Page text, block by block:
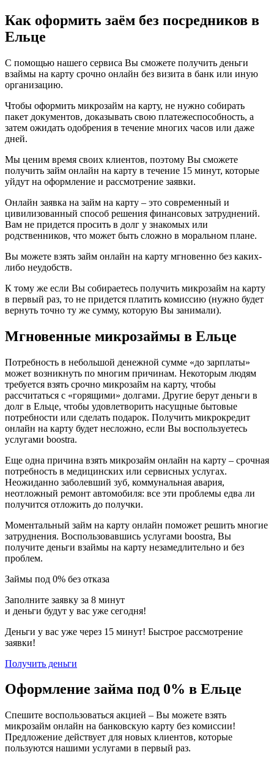
Как оформить заём без посредников в
Ельце
С помощью нашего сервиса Вы сможете получить деньги
взаймы на карту срочно онлайн без визита в банк или иную
организацию.
Чтобы оформить микрозайм на карту, не нужно собирать
пакет документов, доказывать свою платежеспособность, а
затем ожидать одобрения в течение многих часов или даже
дней.
Мы ценим время своих клиентов, поэтому Вы сможете
получить займ онлайн на карту в течение 15 минут, которые
уйдут на оформление и рассмотрение заявки.
Онлайн заявка на займ на карту – это современный и
цивилизованный способ решения финансовых затруднений.
Вам не придется просить в долг у знакомых или
родственников, что может быть сложно в моральном плане.
Вы можете взять займ онлайн на карту мгновенно без каких-
либо неудобств.
К тому же если Вы собираетесь получить микрозайм на карту
в первый раз, то не придется платить комиссию (нужно будет
вернуть точно ту же сумму, которую Вы занимали).
Мгновенные микрозаймы в Ельце
Потребность в небольшой денежной сумме «до зарплаты»
может возникнуть по многим причинам. Некоторым людям
требуется взять срочно микрозайм на карту, чтобы
рассчитаться с «горящими» долгами. Другие берут деньги в
долг в Ельце, чтобы удовлетворить насущные бытовые
потребности или сделать подарок. Получить микрокредит
онлайн на карту будет несложно, если Вы воспользуетесь
услугами boostra.
Еще одна причина взять микрозайм онлайн на карту – срочная
потребность в медицинских или сервисных услугах.
Неожиданно заболевший зуб, коммунальная авария,
неотложный ремонт автомобиля: все эти проблемы едва ли
получится отложить до получки.
Моментальный займ на карту онлайн поможет решить многие
затруднения. Воспользовавшись услугами boostra, Вы
получите деньги взаймы на карту незамедлительно и без
проблем.
Займы под 0% без отказа
Заполните заявку за 8 минут
и деньги будут у вас уже сегодня!
Деньги у вас уже через 15 минут! Быстрое рассмотрение
заявки!
Получить деньги
Оформление займа под 0% в Ельце
Спешите воспользоваться акцией – Вы можете взять
микрозайм онлайн на банковскую карту без комиссии!
Предложение действует для новых клиентов, которые
пользуются нашими услугами в первый раз.